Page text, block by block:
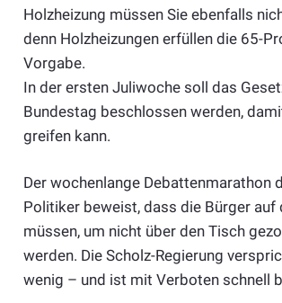
Holzheizung müssen Sie ebenfalls
denn Holzheizungen erfüllen die 65-
Vorgabe.
In der ersten Juliwoche soll das
Bundestag beschlossen werden,
greifen kann.
Der wochenlange Debattenmarathon
Politiker beweist, dass die Bürger auf
müssen, um nicht über den Tisch
werden. Die Scholz-Regierung
wenig – und ist mit Verboten schnell